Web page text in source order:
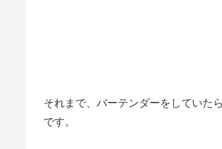
それまで、バーテンダーをしていた
です。